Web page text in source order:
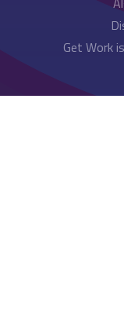
Get Work